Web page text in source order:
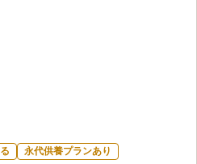
永代供養プランあり